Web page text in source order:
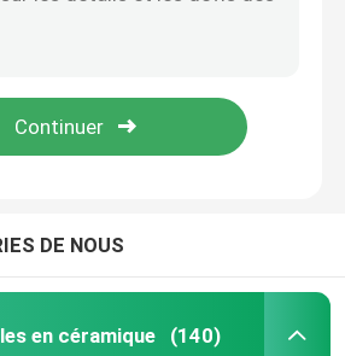
de silicium
en céramique
DE NOUS
en céramique (140)